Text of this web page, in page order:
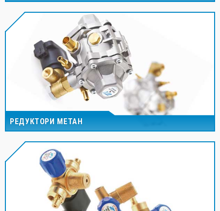
РЕДУКТОРИ МЕТАН